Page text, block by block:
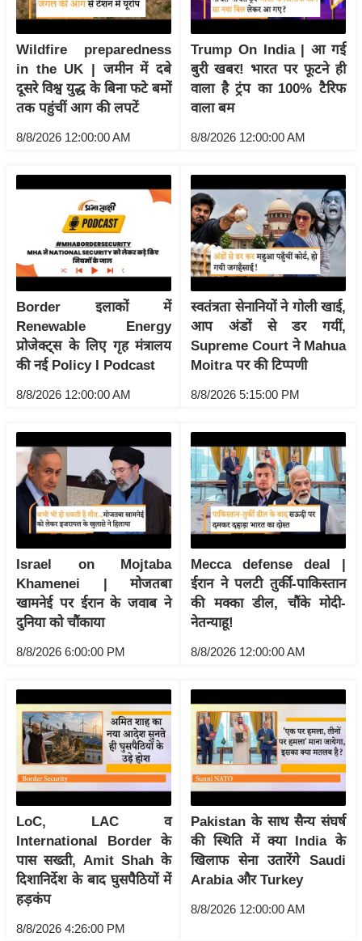
ट
खे
ल
क्रि
के
P
L
6
क्रा
इ
म
ई
-
प
र
मि
सा
बे
मि
सा
ल
श
य
त
यं
ग
इं
या
सा
हि
त्य
ज
ग
Wildfire preparedness
in the UK | जमीन में दबे
दूसरे विश्व युद्ध के बिना फटे बमों
तक पहुंचीं आग की लपटें
8/8/2026 12:00:00 AM
Trump On India | आ गई
बुरी खबर! भारत पर फूटने ही
वाला है ट्रंप का 100% टैरिफ
वाला बम
8/8/2026 12:00:00 AM
Border इलाकों में
Renewable Energy
प्रोजेक्ट्स के लिए गृह मंत्रालय
की नई Policy I Podcast
8/8/2026 12:00:00 AM
स्वतंत्रता सेनानियों ने गोली खाई,
आप अंडों से डर गयीं,
Supreme Court ने Mahua
Moitra पर की टिप्पणी
8/8/2026 5:15:00 PM
Israel on Mojtaba
Khamenei | मोजतबा
खामनेई पर ईरान के जवाब ने
दुनिया को चौंकाया
8/8/2026 6:00:00 PM
Mecca defense deal |
ईरान ने पलटी तुर्की-पाकिस्तान
की मक्का डील, चौंके मोदी-
नेतन्याहू!
8/8/2026 12:00:00 AM
LoC, LAC व
International Border के
पास सख्ती, Amit Shah के
दिशानिर्देश के बाद घुसपैठियों में
हड़कंप
8/8/2026 4:26:00 PM
Pakistan के साथ सैन्य संघर्ष
की स्थिति में क्या India के
खिलाफ सेना उतारेंगे Saudi
Arabia और Turkey
8/8/2026 12:00:00 AM